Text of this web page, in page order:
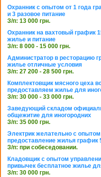
Охранник с опытом от 1 года
и 3 разовое питание
З/п: 13 000 грн.
Охранник на вахтовый график
жилье и питание
З/п: 8 000 - 15 000 грн.
Администратор в ресторацию
жилье отличные условия
З/п: 27 200 - 28 500 грн.
Комплектовщик мясного цеха
предоставляем жилье для
З/п: 30 000 - 33 000 грн.
Заведующий складом
общежитие для иногородних
З/п: 35 000 грн.
Электрик желательно с
предоставление жилья график
З/п: при собеседовании.
Кладовщик с опытом
привычек бесплатное жилье
З/п: 30 000 грн.